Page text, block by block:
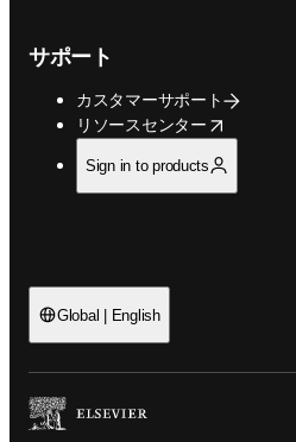
サポート
カスタマーサポート
リソースセンター
opens in new tab/window
Sign in to products
Global | English